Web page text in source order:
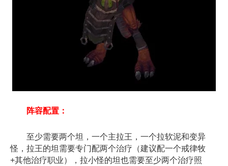
阵容配置 ：
至少需要两个坦，一个主拉王，一个拉软泥和变异
怪，拉王的坦需要专门配两个治疗 （建议配一个戒律牧
+其他治疗职业）
，拉小怪的坦也需要至少两个治疗照